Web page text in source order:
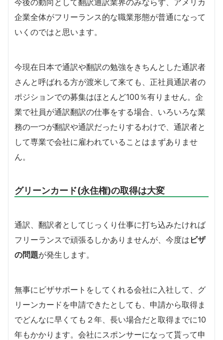
企業全体がフリーランス的な職業形態が普通になって
いくのではと思います。
今現在日本で通訳や翻訳の勉強をきちんとした通訳者
さんと呼ばれる方が渡米して来ても、正社員通訳者の
ポジションでの募集はほとんど100％有りません。企
業で社員が通訳翻訳の仕事をする場合、いろいろな業
務の一つが翻訳や通訳だったりするわけで、通訳者と
して専業で会社に雇われていることはまずありませ
ん。
グリーンカード(永住権)の取得は大変
通訳、翻訳者としてじっくり仕事に打ち込みたければ
フリーランスで頑張るしかありませんが、今度は ビザ
の問題が発生します。
無事にビザサポートをしてくれる会社に入社して、グ
リーンカードを申請できたとしても、申請から取得ま
でどんなに早くても２年、長い場合だと取得までに10
年もかかります。会社にスポンサーになって貰って申